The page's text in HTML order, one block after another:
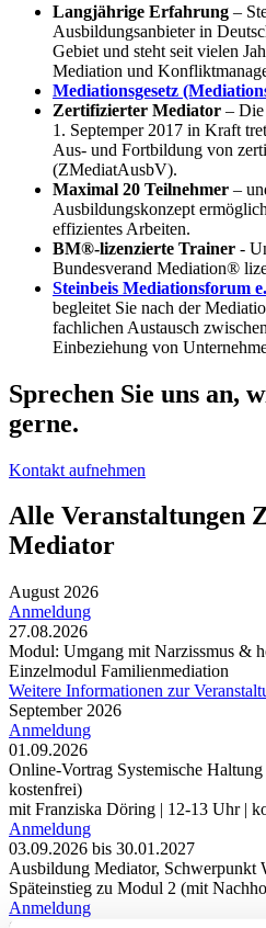
Langjährige Erfahrung –
Ausbildungsanbieter in
Gebiet und steht seit vielen
Mediation und
Mediationsgesetz
Zertifizierter Mediator – Die
1. Septemper 2017 in Kraft
Aus- und Fortbildung von
(ZMediatAusbV).
Maximal 20 Teilnehmer –
Ausbildungskonzept
effizientes Arbeiten.
BM®-lizenzierte Trainer -
Bundesverand Mediation®
Steinbeis Mediationsforum
begleitet Sie nach der
fachlichen Austausch
Einbeziehung von
Sprechen Sie uns an,
gerne.
Kontakt aufnehmen
Alle Veranstaltungen
Mediator
August 2026
Anmeldung
27.08.2026
Modul: Umgang mit Narzissmus &
Einzelmodul Familienmediation
Weitere Informationen zur
September 2026
Anmeldung
01.09.2026
Online-Vortrag Systemische
kostenfrei)
mit Franziska Döring | 12-13 Uhr |
Anmeldung
03.09.2026 bis 30.01.2027
Ausbildung Mediator, Schwerpunkt
Späteinstieg zu Modul 2 (mit
Anmeldung